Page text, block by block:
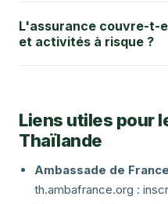
L'assurance couvre-t-
et activités à risque ?
Liens utiles pour
Thaïlande
Ambassade de
th.ambafrance.org :